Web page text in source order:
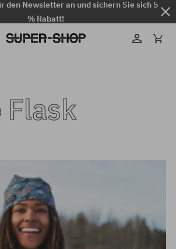
den Newsletter an und sichern Sie sich 5
% Rabatt!
Flask